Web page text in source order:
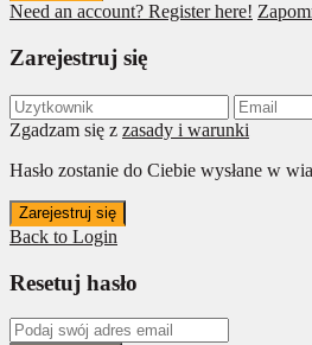
Need an account? Register here!
Zarejestruj się
Zgadzam się z zasady i warunki
Hasło zostanie do Ciebie wysłane w
Zarejestruj się
Back to Login
Resetuj hasło